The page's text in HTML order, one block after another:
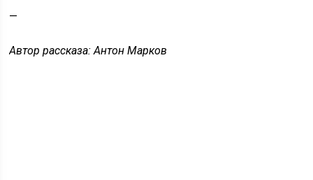
—
Автор рассказа: Антон Марков